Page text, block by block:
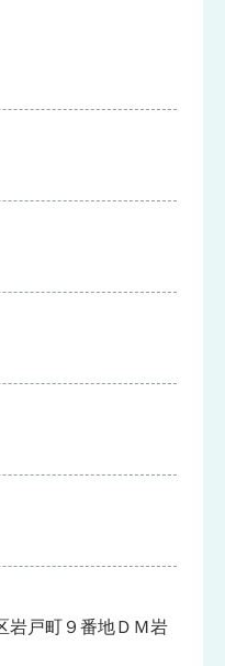
岩戸町９番地ＤＭ岩